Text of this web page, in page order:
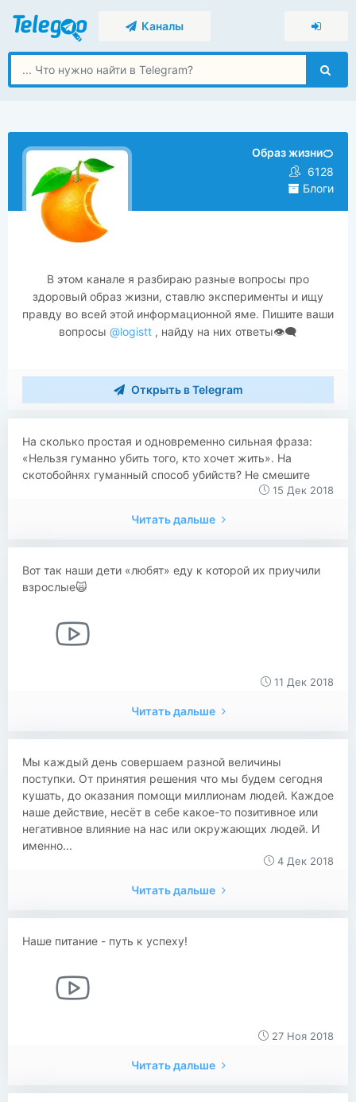
Каналы
Образ жизни🍊
6128
Блоги
В этом канале я разбираю разные вопросы про
здоровый образ жизни, ставлю эксперименты и ищу
правду во всей этой информационной яме. Пишите ваши
вопросы @logistt , найду на них ответы👁‍🗨
Открыть в Telegram
На сколько простая и одновременно сильная фраза:
«Нельзя гуманно убить того, кто хочет жить». На
скотобойнях гуманный способ убийств? Не смешите
15 Дек 2018
Читать дальше
Вот так наши дети «любят» еду к которой их приучили
взрослые🙀
11 Дек 2018
Читать дальше
​​​​Мы каждый день совершаем разной величины
поступки. От принятия решения что мы будем сегодня
кушать, до оказания помощи миллионам людей. Каждое
наше действие, несёт в себе какое-то позитивное или
негативное влияние на нас или окружающих людей. И
именно...
4 Дек 2018
Читать дальше
Наше питание - путь к успеху!
27 Ноя 2018
Читать дальше